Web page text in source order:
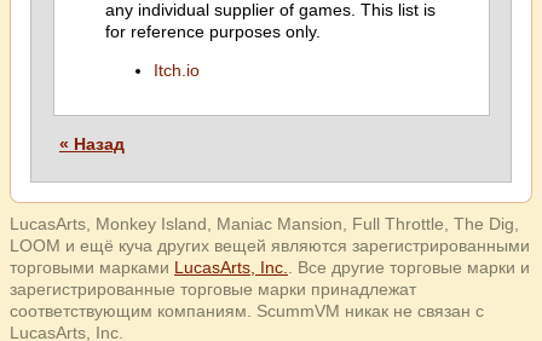
any individual supplier of games. This list is
for reference purposes only.
Itch.io
« Назад
LucasArts, Monkey Island, Maniac Mansion, Full Throttle, The Dig,
LOOM и ещё куча других вещей являются зарегистрированными
торговыми марками LucasArts, Inc.
. Все другие торговые марки и
зарегистрированные торговые марки принадлежат
соответствующим компаниям. ScummVM никак не связан с
LucasArts, Inc.